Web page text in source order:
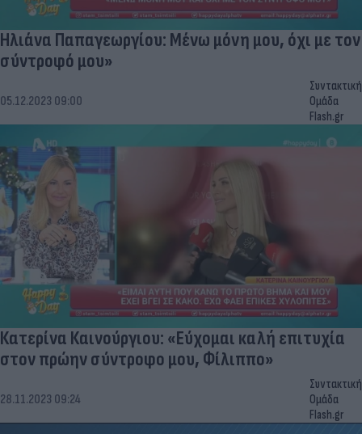
Ηλιάνα Παπαγεωργίου: Μένω μόνη μου, όχι με τον
σύντροφό μου»
05.12.2023 09:00
Συντακτική
Ομάδα
Flash.gr
Κατερίνα Καινούργιου: «Εύχομαι καλή επιτυχία
στον πρώην σύντροφο μου, Φίλιππο»
28.11.2023 09:24
Συντακτική
Ομάδα
Flash.gr